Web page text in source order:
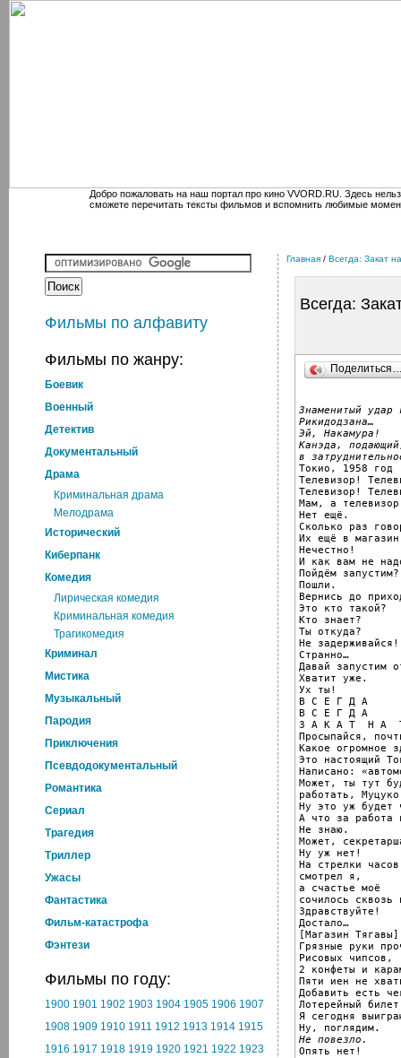
Добро пожаловать на наш портал про кино VVORD.RU. Здесь
сможете перечитать тексты фильмов и вспомнить любимые
Фильмы по алфавиту
Фильмы по жанру:
Боевик
Военный
Детектив
Документальный
Драма
Криминальная драма
Мелодрама
Исторический
Киберпанк
Комедия
Лирическая комедия
Криминальная комедия
Трагикомедия
Криминал
Мистика
Музыкальный
Пародия
Приключения
Псевдодокументальный
Романтика
Cериал
Трагедия
Триллер
Ужасы
Фантастика
Фильм-катастрофа
Фэнтези
Фильмы по году:
1900 1901 1902 1903 1904 1905 1906 1907
1908 1909 1910 1911 1912 1913 1914 1915
1916 1917 1918 1919 1920 1921 1922 1923
Главная / Всегда: Закат
Всегда:
Знаменитый удар
Рикидодзана…
Эй, Накамура!
Канэда,
в
Токио, 1958 год
Телевизор!
Телевизор!
Мам, а телевизор
Нет ещё.
Сколько раз
Их ещё в
Нечестно!
И как вам не
Пойдём запустим?
Пошли.
Вернись до
Это кто такой?
Кто знает?
Ты откуда?
Не задерживайся!
Странно…
Давай запустим
Хватит уже.
Ух ты!
В С Е Г Д А
В С Е Г Д А
З А К А Т  Н А
Просыпайся,
Какое огромное
Это настоящий
Написано:
Может, ты тут
работать,
Ну это уж будет
А что за работа
Не знаю.
Может,
Ну уж нет!
На стрелки часов
смотрел я,
а счастье моё
сочилось сквозь
Здравствуйте!
Достало…
[Магазин Тягавы]
Грязные руки
Рисовых чипсов,
2 конфеты и
Пяти иен не
Добавить есть
Лотерейный
Я сегодня
Не повезло.
Опять нет!